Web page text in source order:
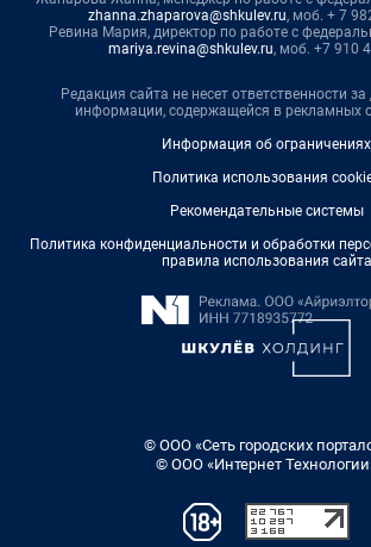
zhanna.zhaparova@shkulev.ru, моб. + 7
Ревина Мария, директор по работе с
mariya.revina@shkulev.ru, моб. +7 910
Редакция сайта не несет ответственности
информации, содержащейся в рекламных
Информация об ограничениях
Политика использования
Рекомендательные системы
Политика конфиденциальности и обработки
правила использования сайта
© ООО «Сеть городских
© ООО «Интернет